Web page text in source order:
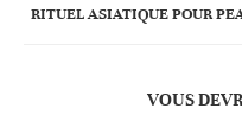
RITUEL ASIATIQUE POUR
VOUS